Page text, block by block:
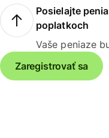
Posielajte
poplatkoch
Vaše peniaze
Zaregistrovať sa